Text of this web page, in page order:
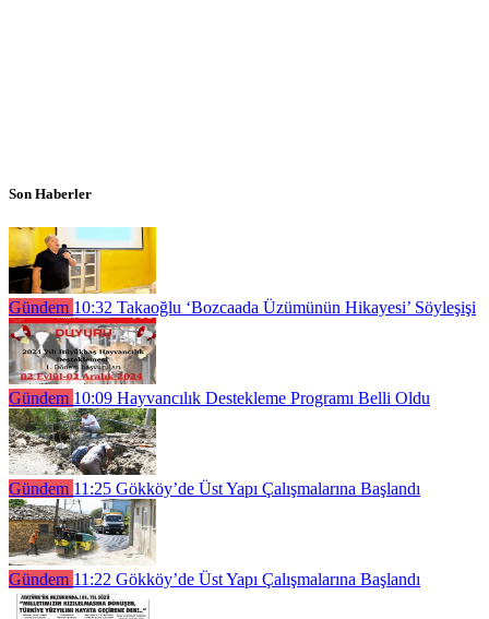
Son Haberler
Gündem 10:32 Takaoğlu ‘Bozcaada Üzümünün Hikayesi’ Söyleşişi
Gündem 10:09 Hayvancılık Destekleme Programı Belli Oldu
Gündem 11:25 Gökköy’de Üst Yapı Çalışmalarına Başlandı
Gündem 11:22 Gökköy’de Üst Yapı Çalışmalarına Başlandı